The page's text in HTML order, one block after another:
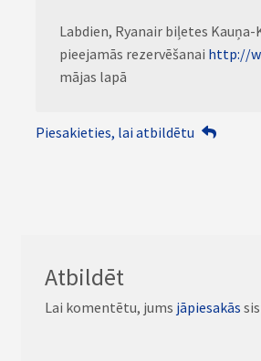
Labdien, Ryanair biļetes
pieejamās rezervēšanai http://
mājas lapā
Piesakieties, lai atbildētu
Atbildēt
Lai komentētu, jums jāpiesakās